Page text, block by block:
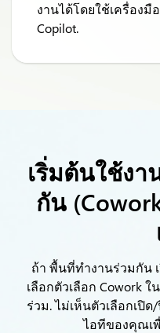
งานได้โดยใช้เครื่อง
Copilot.
เริ่มต้นใช้ง
กัน
ถ้า พื้นที่ทำงานร่วมกัน
เลือกตัวเลือก Cowork ใ
ร่วม.ไม่เห็นตัวเลือกเปิด
ไอทีของคุณเ